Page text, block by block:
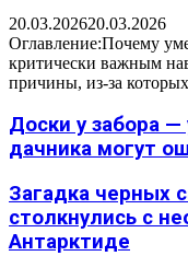
20.03.202620.03.2026
Оглавление:Почему
критически важным
причины, из-за
Доски у забора
дачника могут
Загадка черных
столкнулись с
Антарктиде